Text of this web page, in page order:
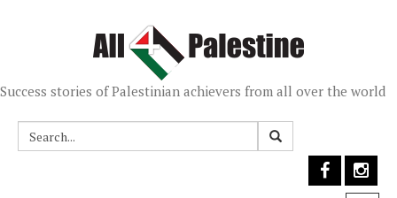
Success stories of Palestinian achievers from all over the world